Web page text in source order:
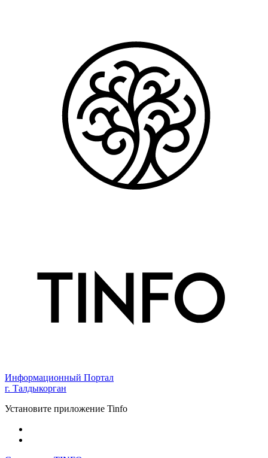
Информационный Портал
г. Талдыкорган
Установите приложение Tinfo